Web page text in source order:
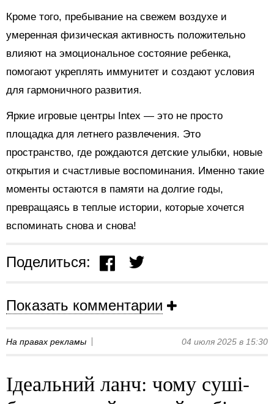
Кроме того, пребывание на свежем воздухе и
умеренная физическая активность положительно
влияют на эмоциональное состояние ребенка,
помогают укреплять иммунитет и создают условия
для гармоничного развития.
Яркие игровые центры Intex — это не просто
площадка для летнего развлечения. Это
пространство, где рождаются детские улыбки, новые
открытия и счастливые воспоминания. Именно такие
моменты остаются в памяти на долгие годы,
превращаясь в теплые истории, которые хочется
вспоминать снова и снова!
Поделиться:
Показать комментарии
На правах рекламы 04 июля 2025 в 15:30
Ідеальний ланч: чому суші-